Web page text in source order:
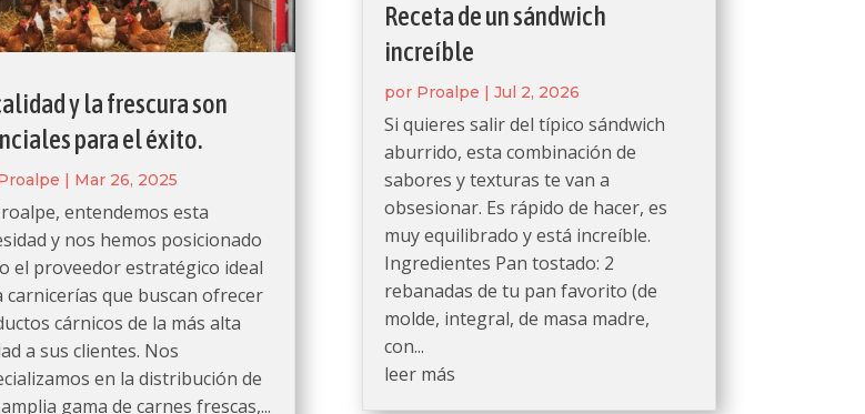
y la frescura son
para el éxito.
| Mar 26, 2025
entendemos esta
y nos hemos posicionado
el proveedor estratégico ideal
carnicerías que buscan ofrecer
cárnicos de la más alta
a sus clientes. Nos
en la distribución de
gama de carnes frescas,...
Receta de un sándwich
increíble
por Proalpe | Jul 2, 2026
Si quieres salir del típico sándwich
aburrido, esta combinación de
sabores y texturas te van a
obsesionar. Es rápido de hacer, es
muy equilibrado y está increíble.
Ingredientes Pan tostado: 2
rebanadas de tu pan favorito (de
molde, integral, de masa madre,
con...
leer más